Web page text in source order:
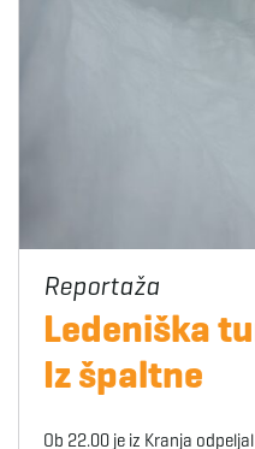
Ledeniška
Iz špaltne
Ob 22.00 je iz Kranja